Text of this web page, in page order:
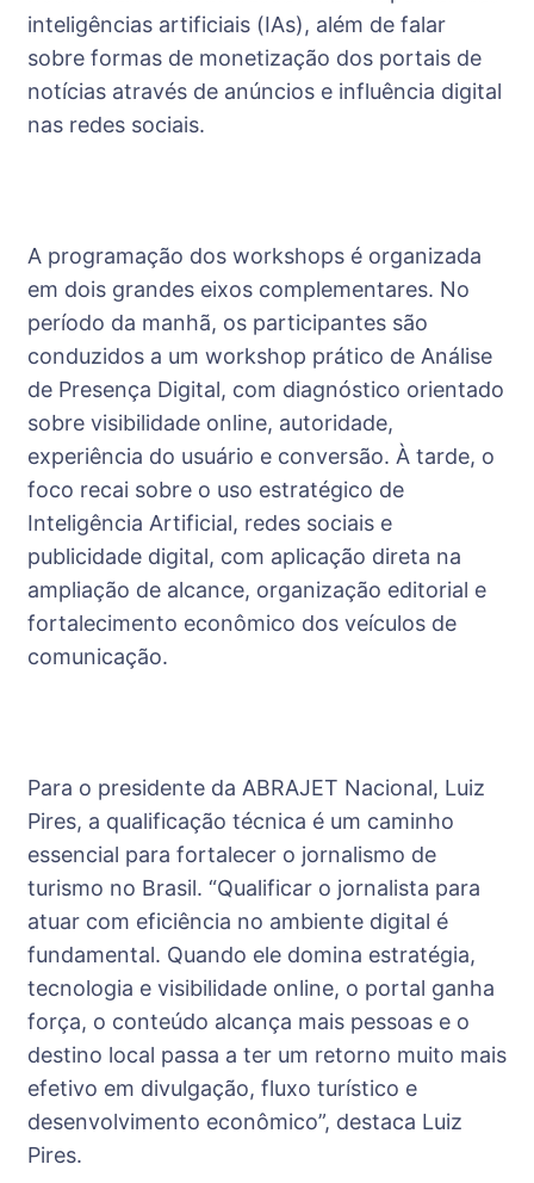
inteligências artificiais (IAs), além de falar
sobre formas de monetização dos portais de
notícias através de anúncios e influência digital
nas redes sociais.
A programação dos workshops é organizada
em dois grandes eixos complementares. No
período da manhã, os participantes são
conduzidos a um workshop prático de Análise
de Presença Digital, com diagnóstico orientado
sobre visibilidade online, autoridade,
experiência do usuário e conversão. À tarde, o
foco recai sobre o uso estratégico de
Inteligência Artificial, redes sociais e
publicidade digital, com aplicação direta na
ampliação de alcance, organização editorial e
fortalecimento econômico dos veículos de
comunicação.
Para o presidente da ABRAJET Nacional, Luiz
Pires, a qualificação técnica é um caminho
essencial para fortalecer o jornalismo de
turismo no Brasil. “Qualificar o jornalista para
atuar com eficiência no ambiente digital é
fundamental. Quando ele domina estratégia,
tecnologia e visibilidade online, o portal ganha
força, o conteúdo alcança mais pessoas e o
destino local passa a ter um retorno muito mais
efetivo em divulgação, fluxo turístico e
desenvolvimento econômico”, destaca Luiz
Pires.